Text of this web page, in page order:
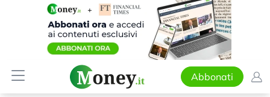
Abbonati